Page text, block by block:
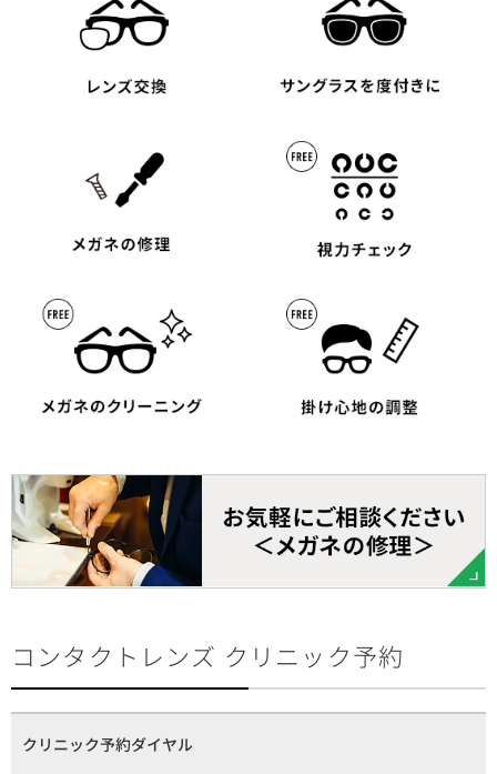
コンタクトレンズ クリニック予約
クリニック予約ダイヤル